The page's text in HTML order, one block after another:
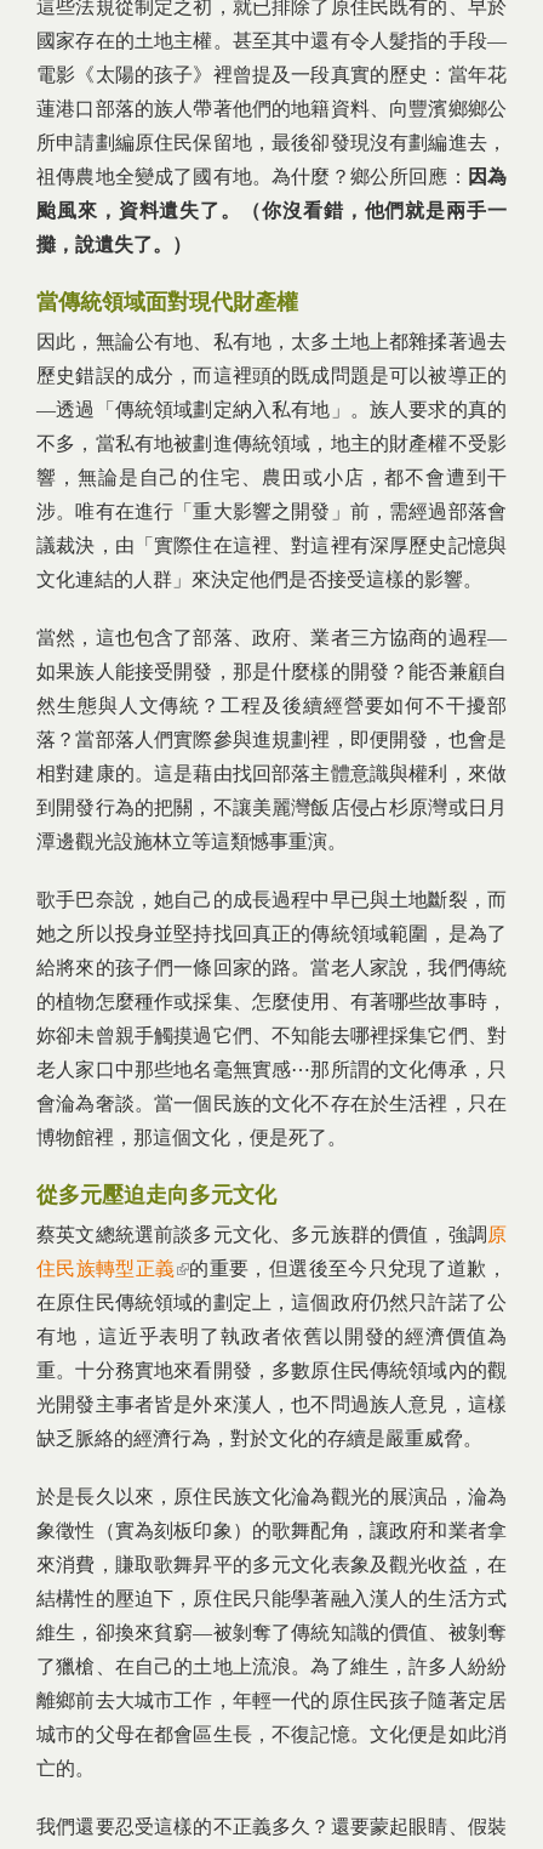
這些法規從制定之初，就已排除了原住民既有的、早於
國家存在的土地主權。甚至其中還有令人髮指的手段—
電影《太陽的孩子》裡曾提及一段真實的歷史：當年花
蓮港口部落的族人帶著他們的地籍資料、向豐濱鄉鄉公
所申請劃編原住民保留地，最後卻發現沒有劃編進去，
祖傳農地全變成了國有地。為什麼？鄉公所回應： 因為
颱風來，資料遺失了。（你沒看錯，他們就是兩手一
攤，說遺失了。）
當傳統領域面對現代財產權
因此，無論公有地、私有地，太多土地上都雜揉著過去
歷史錯誤的成分，而這裡頭的既成問題是可以被導正的
—透過「傳統領域劃定納入私有地」。族人要求的真的
不多，當私有地被劃進傳統領域，地主的財產權不受影
響，無論是自己的住宅、農田或小店，都不會遭到干
涉。唯有在進行「重大影響之開發」前，需經過部落會
議裁決，由「實際住在這裡、對這裡有深厚歷史記憶與
文化連結的人群」來決定他們是否接受這樣的影響。
當然，這也包含了部落、政府、業者三方協商的過程—
如果族人能接受開發，那是什麼樣的開發？能否兼顧自
然生態與人文傳統？工程及後續經營要如何不干擾部
落？當部落人們實際參與進規劃裡，即便開發，也會是
相對建康的。這是藉由找回部落主體意識與權利，來做
到開發行為的把關，不讓美麗灣飯店侵占杉原灣或日月
潭邊觀光設施林立等這類憾事重演。
歌手巴奈說，她自己的成長過程中早已與土地斷裂，而
她之所以投身並堅持找回真正的傳統領域範圍，是為了
給將來的孩子們一條回家的路。當老人家說，我們傳統
的植物怎麼種作或採集、怎麼使用、有著哪些故事時，
妳卻未曾親手觸摸過它們、不知能去哪裡採集它們、對
老人家口中那些地名毫無實感⋯那所謂的文化傳承，只
會淪為奢談。當一個民族的文化不存在於生活裡，只在
博物館裡，那這個文化，便是死了。
從多元壓迫走向多元文化
蔡英文總統選前談多元文化、多元族群的價值，強調 原
住民族轉型正義(link is external)
的重要，但選後至今只兌現了道歉，
在原住民傳統領域的劃定上，這個政府仍然只許諾了公
有地，這近乎表明了執政者依舊以開發的經濟價值為
重。十分務實地來看開發，多數原住民傳統領域內的觀
光開發主事者皆是外來漢人，也不問過族人意見，這樣
缺乏脈絡的經濟行為，對於文化的存續是嚴重威脅。
於是長久以來，原住民族文化淪為觀光的展演品，淪為
象徵性（實為刻板印象）的歌舞配角，讓政府和業者拿
來消費，賺取歌舞昇平的多元文化表象及觀光收益，在
結構性的壓迫下，原住民只能學著融入漢人的生活方式
維生，卻換來貧窮—被剝奪了傳統知識的價值、被剝奪
了獵槍、在自己的土地上流浪。為了維生，許多人紛紛
離鄉前去大城市工作，年輕一代的原住民孩子隨著定居
城市的父母在都會區生長，不復記憶。文化便是如此消
亡的。
我們還要忍受這樣的不正義多久？還要蒙起眼睛、假裝